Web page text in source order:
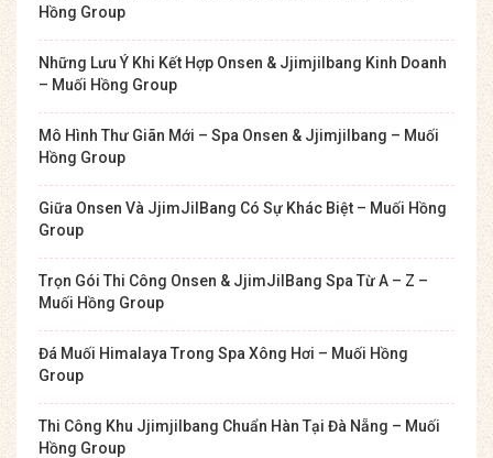
Hồng Group
Những Lưu Ý Khi Kết Hợp Onsen & Jjimjilbang Kinh Doanh
– Muối Hồng Group
Mô Hình Thư Giãn Mới – Spa Onsen & Jjimjilbang – Muối
Hồng Group
Giữa Onsen Và JjimJilBang Có Sự Khác Biệt – Muối Hồng
Group
Trọn Gói Thi Công Onsen & JjimJilBang Spa Từ A – Z –
Muối Hồng Group
Đá Muối Himalaya Trong Spa Xông Hơi – Muối Hồng
Group
Thi Công Khu Jjimjilbang Chuẩn Hàn Tại Đà Nẵng – Muối
Hồng Group